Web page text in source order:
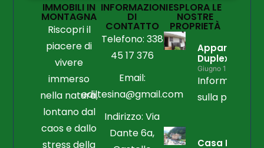
IMMOBILI IN
MONTAGNA
Riscopri il
piacere di
vivere
immerso
nella natura,
lontano dal
caos e dallo
stress della
INFORMAZIONI
DI
CONTATTO
Telefono: 338
45 17 376
Email:
ediltesina@gmail.com
Indirizzo: Via
Dante 6a,
ESPLORA LE
NOSTRE
PROPRIETÀ
Duplex
Giugno 15, 2026
Informazioni
sulla
Casa Libera